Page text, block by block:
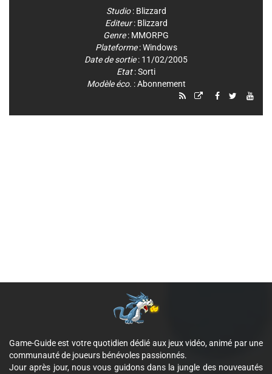
Studio: Blizzard
Editeur: Blizzard
Genre: MMORPG
Plateforme:Windows
Date de sortie: 11/02/2005
Etat: Sorti
Modèle éco. : Abonnement
Game-Guide est votre quotidien dédié aux jeux vidéo, animé par une
communauté de joueurs bénévoles passionnés.
Jour après jour, nous vous guidons dans la jungle des nouveautés